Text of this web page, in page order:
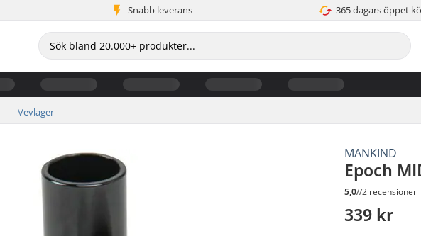
Snabb leverans 365 dagars öppet
Vevlager
MANKIND
Epoch
5,0//2 recensioner
339 kr